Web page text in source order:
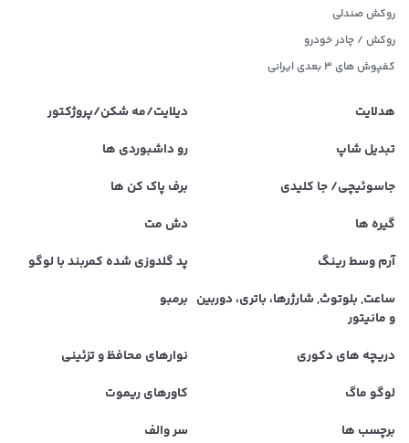
روکش صندلی
روکش / چادر خودرو
کفپوش های ۳ بعدی ایرانی
هدلایت
دیلایت/مه شکن/پروژکتور
تبدیل شاپ
رو داشبوردی ها
جاسوئیچی/ جا کلیدی
برف پاک کن ها
گیره ها
دش مت
آرم وسط رینگ
پد گلدوزی شده کمربند با لوگو
ساعت, بلوتوث, شارژرها، باتری، دوربین
و مانیتور
برمبو
دریچه های دکوری
نوارهای محافظ و تزئینی
لوگو ماگ
کاورهای ریموت
برچسب ها
سر والف